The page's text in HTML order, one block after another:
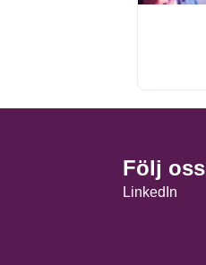
Följ oss
LinkedIn